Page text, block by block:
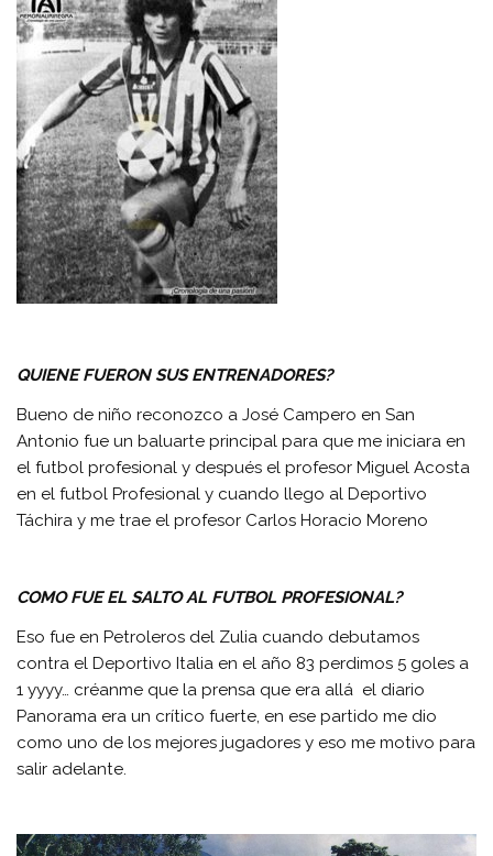
QUIENE FUERON SUS ENTRENADORES?
Bueno de niño reconozco a José Campero en San
Antonio fue un baluarte principal para que me iniciara en
el futbol profesional y después el profesor Miguel Acosta
en el futbol Profesional y cuando llego al Deportivo
Táchira y me trae el profesor Carlos Horacio Moreno
COMO FUE EL SALTO AL FUTBOL PROFESIONAL?
Eso fue en Petroleros del Zulia cuando debutamos
contra el Deportivo Italia en el año 83 perdimos 5 goles a
1 yyyy… créanme que la prensa que era allá el diario
Panorama era un crítico fuerte, en ese partido me dio
como uno de los mejores jugadores y eso me motivo para
salir adelante.